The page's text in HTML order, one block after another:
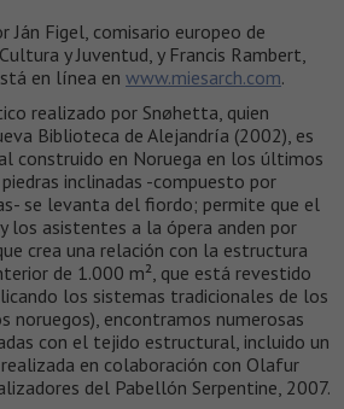
Ján Figel, comisario europeo de
y Juventud, y Francis Rambert,
en línea en www.miesarch.com.
realizado por Snøhetta, quien
Biblioteca de Alejandría (2002), es
construido en Noruega en los últimos
inclinadas -compuesto por
se levanta del fiordo; permite que el
los asistentes a la ópera anden por
crea una relación con la estructura
de 1.000 m², que está revestido
los sistemas tradicionales de los
noruegos), encontramos numerosas
con el tejido estructural, incluido un
en colaboración con Olafur
del Pabellón Serpentine, 2007.